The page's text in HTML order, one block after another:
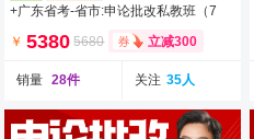
+广东省考-省市:申论批改私教班（7
￥ 5380 5680 立减300
销量 28件 关注 35人